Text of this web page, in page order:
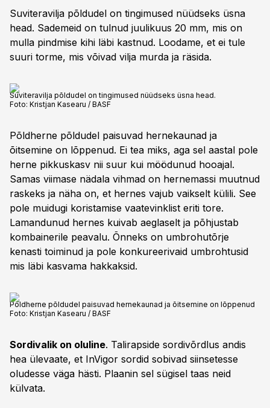
Suviteravilja põldudel on tingimused nüüdseks üsna
head. Sademeid on tulnud juulikuus 20 mm, mis on
mulla pindmise kihi läbi kastnud. Loodame, et ei tule
suuri torme, mis võivad vilja murda ja räsida.
Suviteravilja põldudel on tingimused nüüdseks üsna head.
Foto: Kristjan Kasearu / BASF
Põldherne põldudel paisuvad hernekaunad ja
õitsemine on lõppenud. Ei tea miks, aga sel aastal pole
herne pikkuskasv nii suur kui möödunud hooajal.
Samas viimase nädala vihmad on hernemassi muutnud
raskeks ja näha on, et hernes vajub vaikselt külili. See
pole muidugi koristamise vaatevinklist eriti tore.
Lamandunud hernes kuivab aeglaselt ja põhjustab
kombainerile peavalu. Õnneks on umbrohutõrje
kenasti toiminud ja pole konkureerivaid umbrohtusid
mis läbi kasvama hakkaksid.
Põldherne põldudel paisuvad hernekaunad ja õitsemine on lõppenud
Foto: Kristjan Kasearu / BASF
Sordivalik on oluline. Talirapside sordivõrdlus andis
hea ülevaate, et InVigor sordid sobivad siinsetesse
oludesse väga hästi. Plaanin sel sügisel taas neid
külvata.